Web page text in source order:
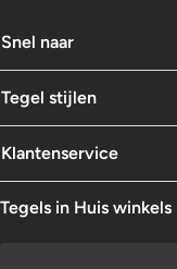
Snel naar
Tegel stijlen
Klantenservice
Tegels in Huis winkels